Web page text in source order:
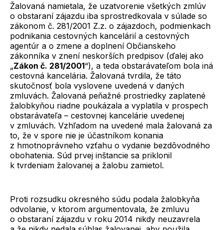
Žalovaná namietala, že uzatvorenie všetkých zmlúv
o obstaraní zájazdu iba sprostredkovala v súlade so
zákonom č. 281/2001 Z.z. o zájazdoch, podmienkach
podnikania cestovných kancelárií a cestovných
agentúr a o zmene a doplnení Občianskeho
zákonníka v znení neskorších predpisov (ďalej ako
„Zákon č. 281/2001“), a teda obstarávateľom bola iná
cestovná kancelária. Žalovaná tvrdila, že táto
skutočnosť bola vyslovene uvedená v daných
zmluvách. Žalovaná peňažné prostriedky zaplatené
žalobkyňou riadne poukázala a vyplatila v prospech
obstarávateľa – cestovnej kancelárie uvedenej
v zmluvách. Vzhľadom na uvedené mala žalovaná za
to, že v spore nie je účastníkom konania
z hmotnoprávneho vzťahu o vydanie bezdôvodného
obohatenia. Súd prvej inštancie sa priklonil
k tvrdeniam žalovanej a žalobu zamietol.
Proti rozsudku okresného súdu podala žalobkyňa
odvolanie, v ktorom argumentovala, že zmluvu
o obstaraní zájazdu v roku 2014 nikdy neuzavrela